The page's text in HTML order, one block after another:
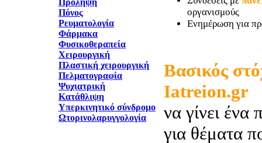
Πρόληψη
Πόνος
Ρευματολογία
Φάρμακα
Φυσικοθεραπεία
Χειρουργική
Πλαστική χειρουργική
Πελματογραφία
Ψυχιατρική
Κατάθλιψη
Υπερκινητικό σύνδρομο
Ωτορινολαρυγγολογία
οργανισμούς
Ενημέρωση για
Βασικός
Iatreion.gr
να γίνει ένα
για θέματα